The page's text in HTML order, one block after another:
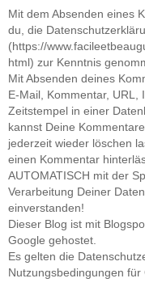
Mit dem Absenden eines
du, die
(https://
html) zur Kenntnis
Mit Absenden deines
E-Mail, Kommentar, URL,
Zeitstempel in einer
kannst Deine
jederzeit wieder löschen
einen Kommentar
AUTOMATISCH mit der
Verarbeitung Deiner
einverstanden!
Dieser Blog ist mit
Google gehostet.
Es gelten die
Nutzungsbedingungen für